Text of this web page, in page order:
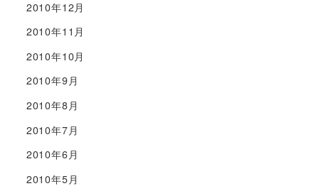
2010年12月
2010年11月
2010年10月
2010年9月
2010年8月
2010年7月
2010年6月
2010年5月